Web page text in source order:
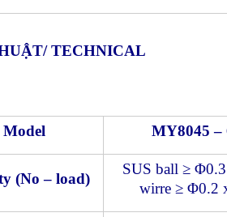
TECHNICAL
MY8045 –
(No – load)
SUS ball ≥
wirre ≥ Φ0.2